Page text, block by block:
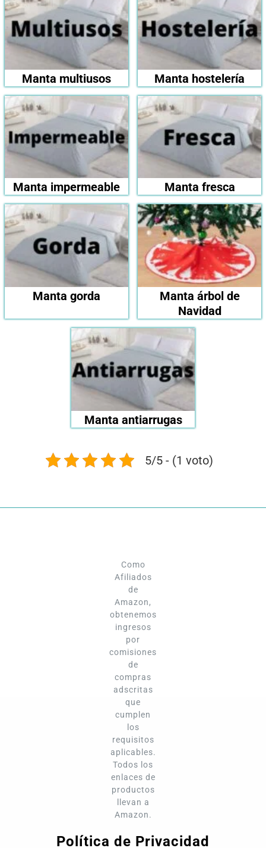
Manta multiusos Manta hostelería
Manta impermeable Manta fresca
Manta gorda
Manta árbol de
Navidad
Manta antiarrugas
5/5 - (1 voto)
Como
Afiliados
de
Amazon,
obtenemos
ingresos
por
comisiones
de
compras
adscritas
que
cumplen
los
requisitos
aplicables.
Todos los
enlaces de
productos
llevan a
Amazon.
Política de Privacidad